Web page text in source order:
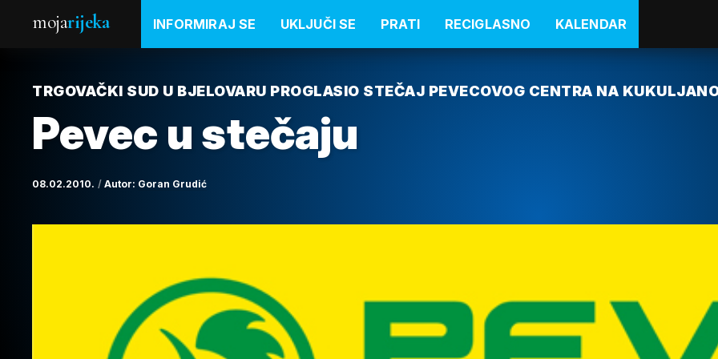
mojarijeka INFORMIRAJ SE UKLJUČI SE PRATI RECIGLASNO KALENDAR
TRGOVAČKI SUD U BJELOVARU PROGLASIO STEČAJ PEVECOVOG CENTRA NA
Pevec u stečaju
08.02.2010. Autor: Goran Grudić